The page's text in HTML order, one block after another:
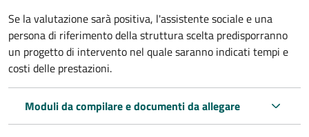
Se la valutazione sarà positiva, l'assistente sociale e una
persona di riferimento della struttura scelta predisporranno
un progetto di intervento nel quale saranno indicati tempi e
costi delle prestazioni.
Moduli da compilare e documenti da allegare